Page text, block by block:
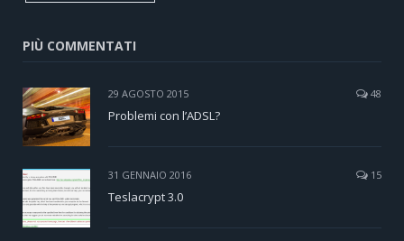
PIÙ COMMENTATI
29 AGOSTO 2015 48
Problemi con l’ADSL?
31 GENNAIO 2016 15
Teslacrypt 3.0